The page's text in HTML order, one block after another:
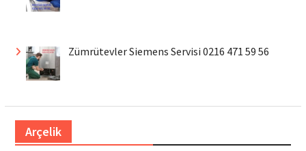
Zümrütevler Siemens Servisi 0216 471 59 56
Arçelik